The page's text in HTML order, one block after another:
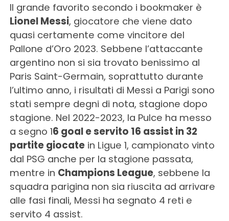
Il grande favorito secondo i bookmaker è
Lionel Messi, giocatore che viene dato
quasi certamente come vincitore del
Pallone d’Oro 2023. Sebbene l’attaccante
argentino non si sia trovato benissimo al
Paris Saint-Germain, soprattutto durante
l’ultimo anno, i risultati di Messi a Parigi sono
stati sempre degni di nota, stagione dopo
stagione. Nel 2022-2023, la Pulce ha messo
a segno 16 goal e servito 16 assist in 32
partite giocatein Ligue 1, campionato vinto
dal PSG anche per la stagione passata,
mentre in Champions League, sebbene la
squadra parigina non sia riuscita ad arrivare
alle fasi finali, Messi ha segnato 4 reti e
servito 4 assist.